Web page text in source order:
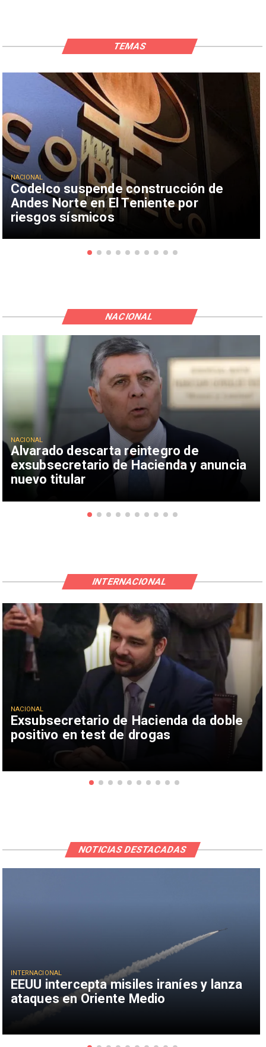
Codelco suspende construcción de
Andes Norte en El Teniente por
riesgos sísmicos
NACIONAL
TEMAS
Alvarado descarta reintegro de
exsubsecretario de Hacienda y anuncia
nuevo titular
NACIONAL
NACIONAL
Exsubsecretario de Hacienda da doble
positivo en test de drogas
NACIONAL
INTERNACIONAL
EEUU intercepta misiles iraníes y lanza
ataques en Oriente Medio
INTERNACIONAL
NOTICIAS DESTACADAS